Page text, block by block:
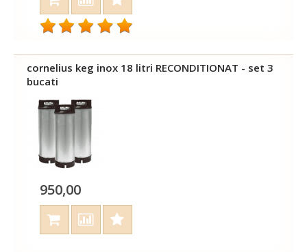
cornelius keg inox 18 litri RECONDITIONAT - set 3
bucati
950,00